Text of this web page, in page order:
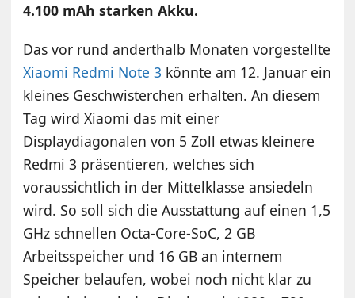
4.100 mAh starken Akku.
Das vor rund anderthalb Monaten vorgestellte
Xiaomi Redmi Note 3 könnte am 12. Januar ein
kleines Geschwisterchen erhalten. An diesem
Tag wird Xiaomi das mit einer
Displaydiagonalen von 5 Zoll etwas kleinere
Redmi 3 präsentieren, welches sich
voraussichtlich in der Mittelklasse ansiedeln
wird. So soll sich die Ausstattung auf einen 1,5
GHz schnellen Octa-Core-SoC, 2 GB
Arbeitsspeicher und 16 GB an internem
Speicher belaufen, wobei noch nicht klar zu